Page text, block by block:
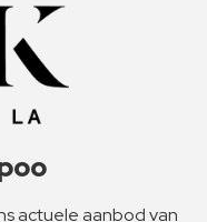
actuele aanbod van